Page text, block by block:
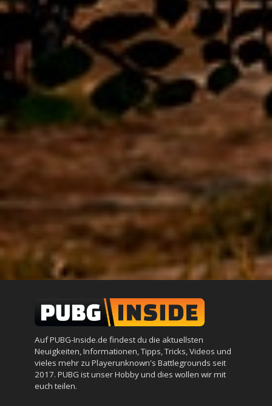
Auf PUBG-Inside.de findest du die aktuellsten
Neuigkeiten, Informationen, Tipps, Tricks, Videos und
vieles mehr zu Playerunknown's Battlegrounds seit
2017. PUBG ist unser Hobby und dies wollen wir mit
euch teilen.